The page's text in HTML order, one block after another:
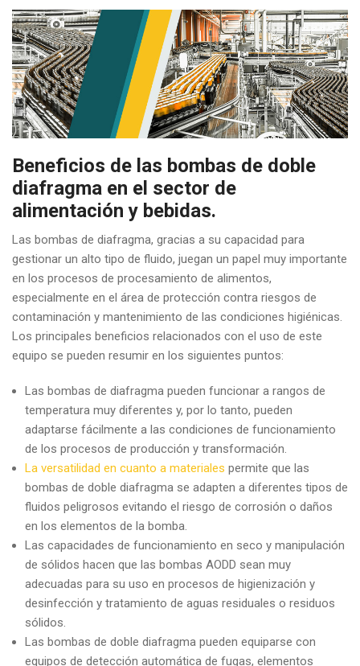
Beneficios de las bombas de doble
diafragma en el sector de
alimentación y bebidas.
Las bombas de diafragma, gracias a su capacidad para
gestionar un alto tipo de fluido, juegan un papel muy importante
en los procesos de procesamiento de alimentos,
especialmente en el área de protección contra riesgos de
contaminación y mantenimiento de las condiciones higiénicas.
Los principales beneficios relacionados con el uso de este
equipo se pueden resumir en los siguientes puntos:
Las bombas de diafragma pueden funcionar a rangos de
temperatura muy diferentes y, por lo tanto, pueden
adaptarse fácilmente a las condiciones de funcionamiento
de los procesos de producción y transformación.
La versatilidad en cuanto a materiales permite que las
bombas de doble diafragma se adapten a diferentes tipos de
fluidos peligrosos evitando el riesgo de corrosión o daños
en los elementos de la bomba.
Las capacidades de funcionamiento en seco y manipulación
de sólidos hacen que las bombas AODD sean muy
adecuadas para su uso en procesos de higienización y
desinfección y tratamiento de aguas residuales o residuos
sólidos.
Las bombas de doble diafragma pueden equiparse con
equipos de detección automática de fugas, elementos